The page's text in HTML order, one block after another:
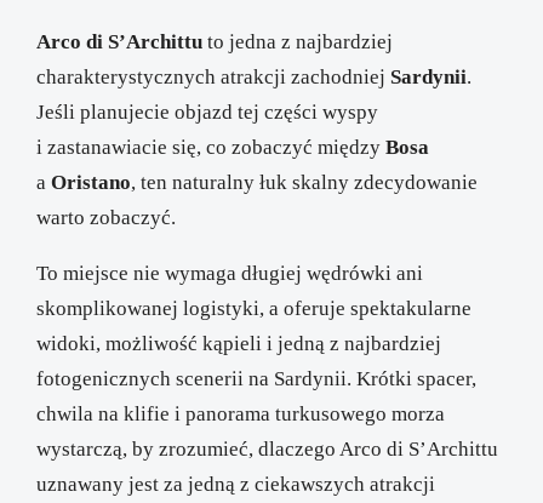
Arco di S’Archittu to jedna z najbardziej
charakterystycznych atrakcji zachodniej Sardynii.
Jeśli planujecie objazd tej części wyspy
i zastanawiacie się, co zobaczyć między Bosa
a Oristano, ten naturalny łuk skalny zdecydowanie
warto zobaczyć.
To miejsce nie wymaga długiej wędrówki ani
skomplikowanej logistyki, a oferuje spektakularne
widoki, możliwość kąpieli i jedną z najbardziej
fotogenicznych scenerii na Sardynii. Krótki spacer,
chwila na klifie i panorama turkusowego morza
wystarczą, by zrozumieć, dlaczego Arco di S’Archittu
uznawany jest za jedną z ciekawszych atrakcji